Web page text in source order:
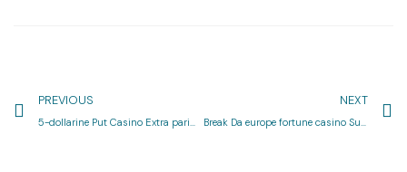
PREVIOUS
5-dollarine Put Casino Extra parim ice casino sissemakseta promokood madalaim dollar pakub ka omamist 2025. aastal
NEXT
Break Da europe fortune casino Suomi bonus Financial Jälleen kerran Megaways-kokeilu Nauti ilmaisista porteista Great comissa